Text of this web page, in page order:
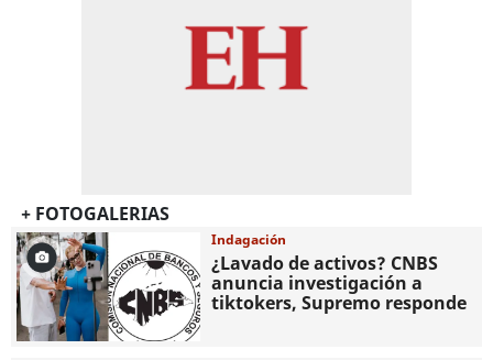
+ FOTOGALERIAS
Indagación
¿Lavado de activos? CNBS
anuncia investigación a
tiktokers, Supremo responde